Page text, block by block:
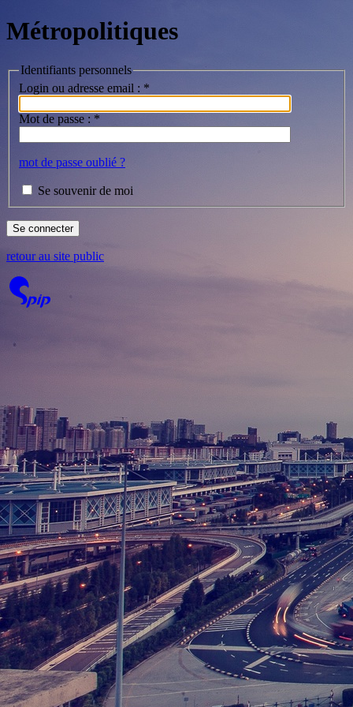
Métropolitiques
Identifiants personnels
Login ou adresse email : *
Mot de passe : *
mot de passe oublié ?
Se souvenir de moi
retour au site public